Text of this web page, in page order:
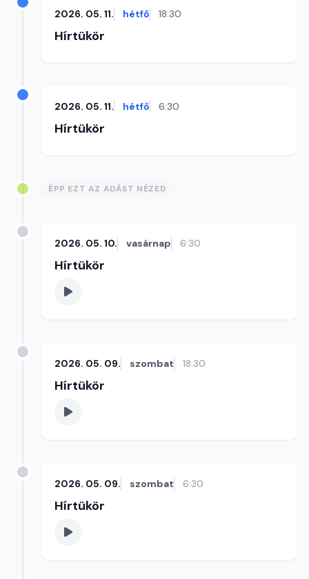
2026. 05. 11. hétfő 18:30
Hírtükör
2026. 05. 11. hétfő 6:30
Hírtükör
ÉPP EZT AZ ADÁST NÉZED
2026. 05. 10. vasárnap 6:30
Hírtükör
2026. 05. 09. szombat 18:30
Hírtükör
2026. 05. 09. szombat 6:30
Hírtükör